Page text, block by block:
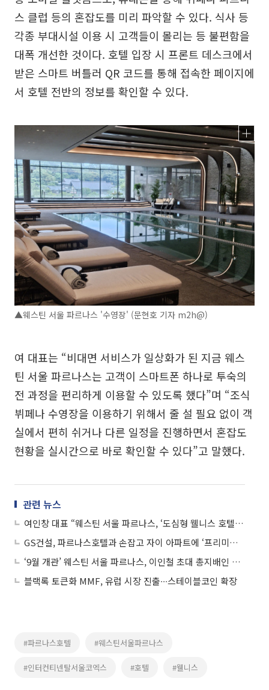
스 클럽 등의 혼잡도를 미리 파악할 수 있다. 식사 등
각종 부대시설 이용 시 고객들이 몰리는 등 불편함을
대폭 개선한 것이다. 호텔 입장 시 프론트 데스크에서
받은 스마트 버틀러 QR 코드를 통해 접속한 페이지에
서 호텔 전반의 정보를 확인할 수 있다.
▲웨스틴 서울 파르나스 '수영장' (문현호 기자 m2h@)
여 대표는 “비대면 서비스가 일상화가 된 지금 웨스
틴 서울 파르나스는 고객이 스마트폰 하나로 투숙의
전 과정을 편리하게 이용할 수 있도록 했다”며 “조식
뷔페나 수영장을 이용하기 위해서 줄 설 필요 없이 객
실에서 편히 쉬거나 다른 일정을 진행하면서 혼잡도
현황을 실시간으로 바로 확인할 수 있다”고 말했다.
관련 뉴스
여인창 대표 “웨스틴 서울 파르나스, ‘도심형 웰니스 호텔’의 새 기준 될 것”
GS건설, 파르나스호텔과 손잡고 자이 아파트에 ‘프리미엄 커뮤니티’ 만든다
‘9월 개관’ 웨스틴 서울 파르나스, 이인철 초대 총지배인 선임
블랙록 토큰화 MMF, 유럽 시장 진출∙∙∙스테이블코인 확장
#파르나스호텔 #웨스틴서울파르나스
#인터컨티넨탈서울코엑스 #호텔 #웰니스